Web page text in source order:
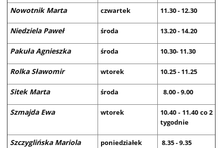
Nowotnik Marta czwartek 11.30 - 12.30
Niedziela Paweł środa 13.20 - 14.20
Pakuła Agnieszka środa 10.30- 11.30
Rolka Sławomir wtorek 10.25 - 11.25
Sitek Marta środa 8.00 - 9.00
Szmajda Ewa wtorek
10.40 - 11.40 co 2
tygodnie
Szczyglińska Mariola poniedziałek 8.35 - 9.35